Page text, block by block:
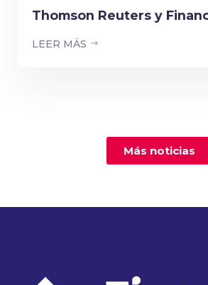
Thomson Reuters y
LEER MÁS
Más noticias